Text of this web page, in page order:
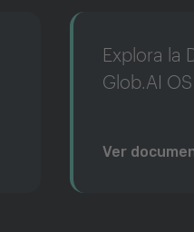
Explora la
Glob.AI OS
Ver